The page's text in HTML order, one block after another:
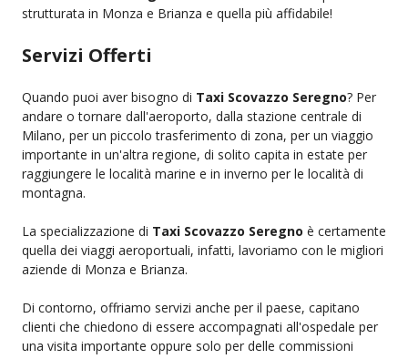
strutturata in Monza e Brianza e quella più affidabile!
Servizi Offerti
Quando puoi aver bisogno di Taxi Scovazzo Seregno? Per
andare o tornare dall'aeroporto, dalla stazione centrale di
Milano, per un piccolo trasferimento di zona, per un viaggio
importante in un'altra regione, di solito capita in estate per
raggiungere le località marine e in inverno per le località di
montagna.
La specializzazione di Taxi Scovazzo Seregno è certamente
quella dei viaggi aeroportuali, infatti, lavoriamo con le migliori
aziende di Monza e Brianza.
Di contorno, offriamo servizi anche per il paese, capitano
clienti che chiedono di essere accompagnati all'ospedale per
una visita importante oppure solo per delle commissioni